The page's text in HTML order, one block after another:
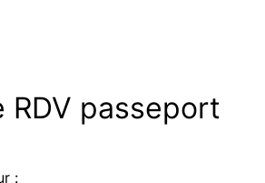
RDV passeport
: